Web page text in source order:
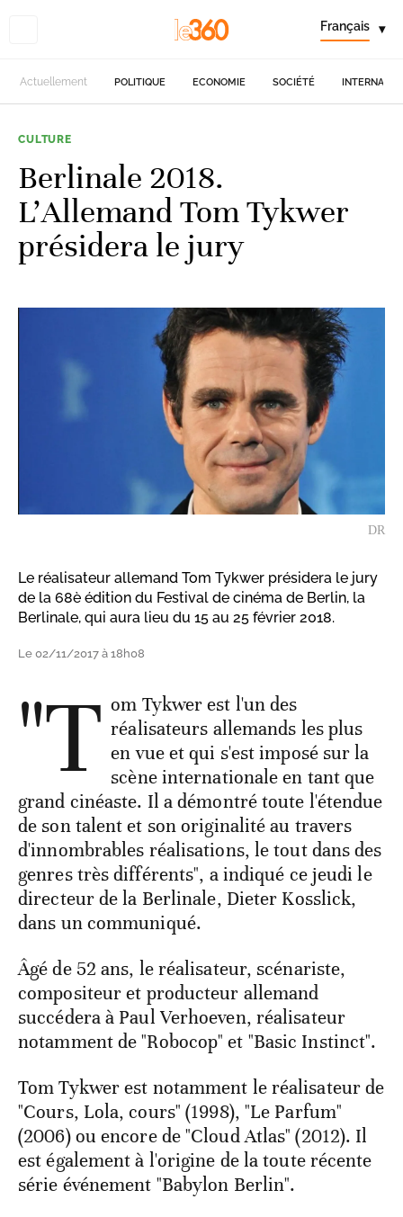
Français ▾
Actuellement POLITIQUE ECONOMIE SOCIÉTÉ
CULTURE
Berlinale 2018.
L'Allemand Tom Tykwer
présidera le jury
DR
Le réalisateur allemand Tom Tykwer présidera le jury
de la 68è édition du Festival de cinéma de Berlin, la
Berlinale, qui aura lieu du 15 au 25 février 2018.
Le 02/11/2017 à 18h08
"T om Tykwer est l'un des
réalisateurs allemands les plus
en vue et qui s'est imposé sur la
scène internationale en tant que
grand cinéaste. Il a démontré toute l'étendue
de son talent et son originalité au travers
d'innombrables réalisations, le tout dans des
genres très différents", a indiqué ce jeudi le
directeur de la Berlinale, Dieter Kosslick,
dans un communiqué.
Âgé de 52 ans, le réalisateur, scénariste,
compositeur et producteur allemand
succédera à Paul Verhoeven, réalisateur
notamment de "Robocop" et "Basic Instinct".
Tom Tykwer est notamment le réalisateur de
"Cours, Lola, cours" (1998), "Le Parfum"
(2006) ou encore de "Cloud Atlas" (2012). Il
est également à l'origine de la toute récente
série événement "Babylon Berlin".